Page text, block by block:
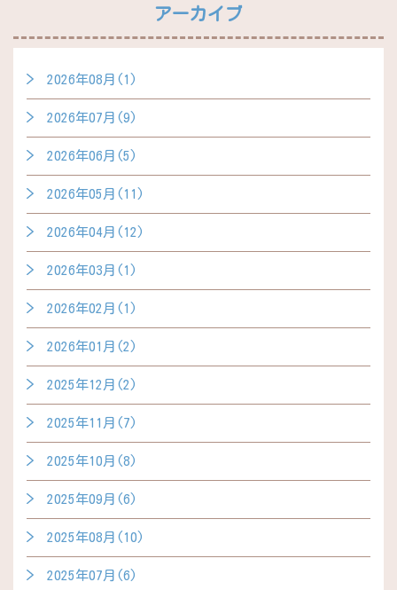
アーカイブ
2026年08月(1)
2026年07月(9)
2026年06月(5)
2026年05月(11)
2026年04月(12)
2026年03月(1)
2026年02月(1)
2026年01月(2)
2025年12月(2)
2025年11月(7)
2025年10月(8)
2025年09月(6)
2025年08月(10)
2025年07月(6)